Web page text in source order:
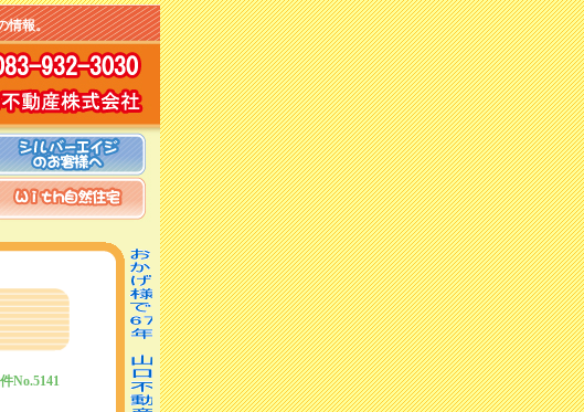
情報。
No.5141